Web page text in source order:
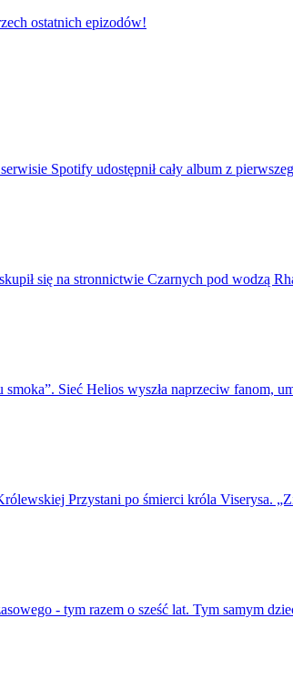
ostatnich epizodów!
Spotify udostępnił cały album z
się na stronnictwie Czarnych pod wodzą
smoka”. Sieć Helios wyszła naprzeciw
Przystani po śmierci króla
- tym razem o sześć lat. Tym samym